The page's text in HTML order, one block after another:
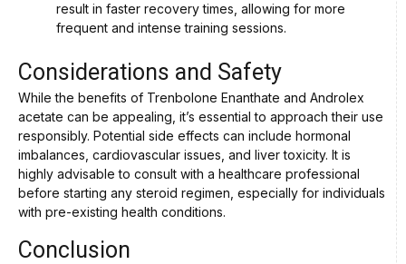
result in faster recovery times, allowing for more
frequent and intense training sessions.
Considerations and Safety
While the benefits of Trenbolone Enanthate and Androlex
acetate can be appealing, it’s essential to approach their use
responsibly. Potential side effects can include hormonal
imbalances, cardiovascular issues, and liver toxicity. It is
highly advisable to consult with a healthcare professional
before starting any steroid regimen, especially for individuals
with pre-existing health conditions.
Conclusion